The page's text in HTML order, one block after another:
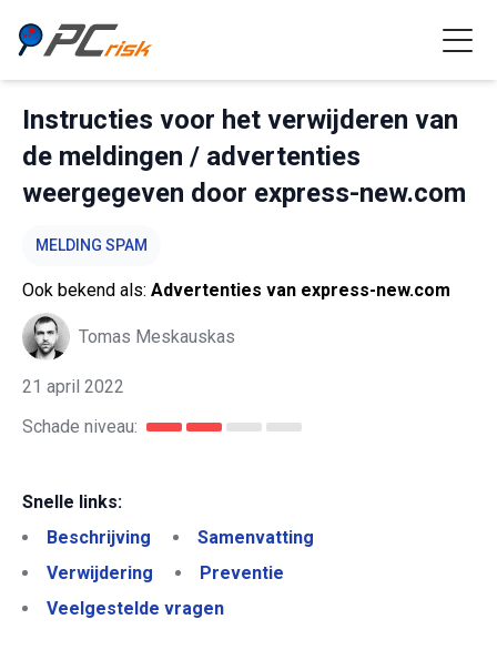
Instructies voor het verwijderen van
de meldingen / advertenties
weergegeven door express-new.com
MELDING SPAM
Ook bekend als: Advertenties van express-new.com
Tomas Meskauskas
21 april 2022
Schade niveau:
Snelle links:
Beschrijving
Samenvatting
Verwijdering
Preventie
Veelgestelde vragen